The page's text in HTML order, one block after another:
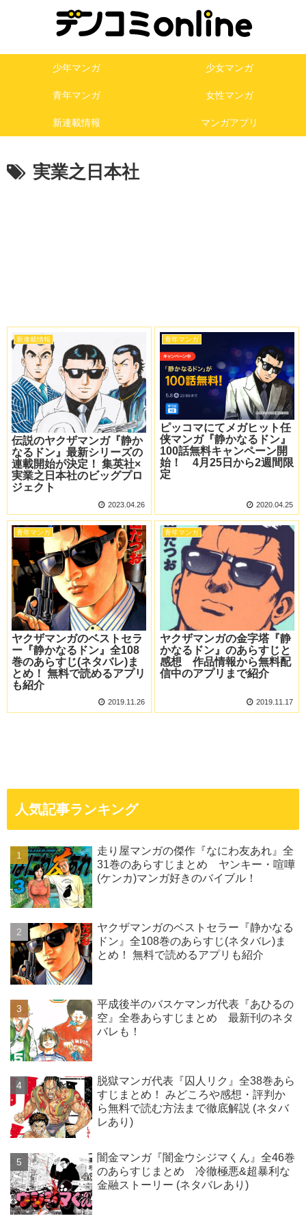
少年マンガ 少女マンガ
青年マンガ 女性マンガ
新連載情報 マンガアプリ
実業之日本社
新連載情報
伝説のヤクザマンガ『静か
なるドン』最新シリーズの
連載開始が決定！ 集英社×
実業之日本社のビッグプロ
ジェクト
2023.04.26
青年マンガ
ピッコマにてメガヒット任
侠マンガ『静かなるドン』
100話無料キャンペーン開
始！ 4月25日から2週間限
定
2020.04.25
青年マンガ
ヤクザマンガのベストセラ
ー『静かなるドン』全108
巻のあらすじ(ネタバレ)ま
とめ！ 無料で読めるアプリ
も紹介
2019.11.26
青年マンガ
ヤクザマンガの金字塔『静
かなるドン』のあらすじと
感想 作品情報から無料配
信中のアプリまで紹介
2019.11.17
人気記事ランキング
走り屋マンガの傑作『なにわ友あれ』全
31巻のあらすじまとめ ヤンキー・喧嘩
(ケンカ)マンガ好きのバイブル！
ヤクザマンガのベストセラー『静かなる
ドン』全108巻のあらすじ(ネタバレ)ま
とめ！ 無料で読めるアプリも紹介
平成後半のバスケマンガ代表『あひるの
空』全巻あらすじまとめ 最新刊のネタ
バレも！
脱獄マンガ代表『囚人リク』全38巻あら
すじまとめ！ みどころや感想・評判か
ら無料で読む方法まで徹底解説 (ネタバ
レあり)
闇金マンガ『闇金ウシジマくん』全46巻
のあらすじまとめ 冷徹極悪&超暴利な
金融ストーリー (ネタバレあり)